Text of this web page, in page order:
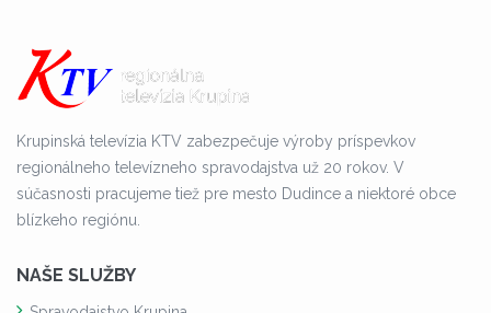
Krupinská televízia KTV zabezpečuje výroby príspevkov
regionálneho televízneho spravodajstva už 20 rokov. V
súčasnosti pracujeme tiež pre mesto Dudince a niektoré obce
blízkeho regiónu.
NAŠE SLUŽBY